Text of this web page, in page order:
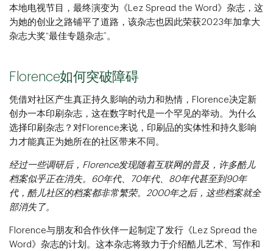
本地电视节目，最终演变为《Lez Spread the Word》杂志，这
为她的创业之路铺平了道路，该杂志也因此荣获2023年加拿大
杂志大奖“最佳专题杂志”。
Florence如何突破障碍
凭借对社区产生真正持久影响的动力和热情，Florence决定新
创办一本印刷杂志，这在数字时代是一个罕见的举动。为什么
选择印刷杂志？对Florence来说，印刷品的实体性和持久影响
力才能真正为她所在的社区带来不同。
经过一些调研后，Florence发现随着互联网的普及，许多酷儿
档案似乎正在消失。60年代、70年代、80年代甚至到90年
代，酷儿社区的档案都非常繁荣。2000年之后，这些档案就全
部消失了。
Florence与朋友和合作伙伴一起制定了发行《Lez Spread the
Word》杂志的计划。这本杂志将致力于介绍酷儿艺术、写作和